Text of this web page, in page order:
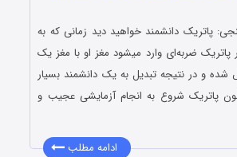
پاتریک دانشمند خواهید دید زمانی که به
ضربه‌ای وارد میشود مغز او با مغز یک
و در نتیجه تبدیل به یک دانشمند بسیار
پاتریک شروع به انجام آزمایشی عجیب و
ادامه مطلب